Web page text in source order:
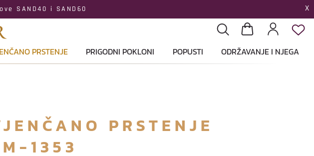
SAND40 i SAND60 X
PRSTENJE PRIGODNI POKLONI POPUSTI ODRŽAVANJE I NJEGA
PRSTENJE
1353